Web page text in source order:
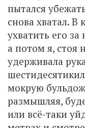
пытался
снова хватал.
ухватить его за
а потом я, стоя
удерживала
мокрую
размышляя,
или всё-таки